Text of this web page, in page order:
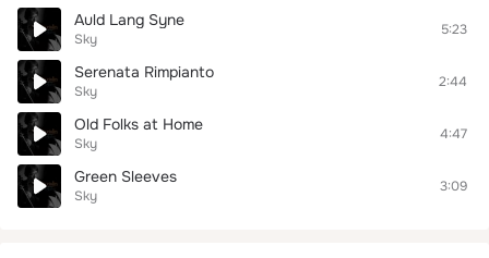
Auld Lang Syne
Sky
5:23
Serenata Rimpianto
Sky
2:44
Old Folks at Home
Sky
4:47
Green Sleeves
Sky
3:09